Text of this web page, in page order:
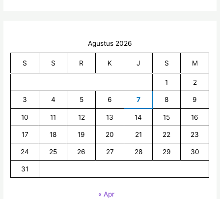
Agustus 2026
S S R K J S M
1 2
3 4 5 6 7 8 9
10 11 12 13 14 15 16
17 18 19 20 21 22 23
24 25 26 27 28 29 30
31
« Apr